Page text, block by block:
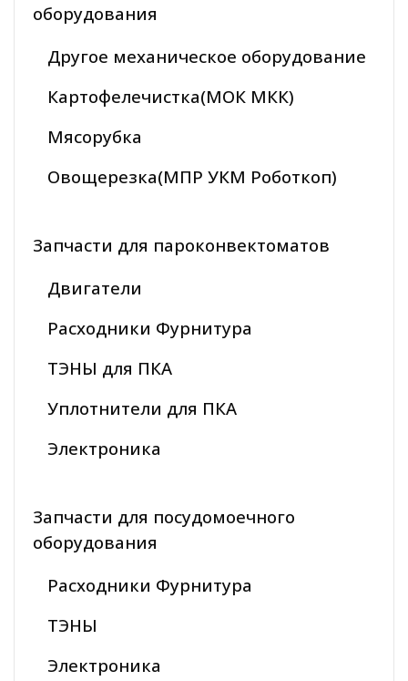
оборудования
Другое механическое оборудование
Картофелечистка(МОК МКК)
Мясорубка
Овощерезка(МПР УКМ Роботкоп)
Запчасти для пароконвектоматов
Двигатели
Расходники Фурнитура
ТЭНЫ для ПКА
Уплотнители для ПКА
Электроника
Запчасти для посудомоечного
оборудования
Расходники Фурнитура
ТЭНЫ
Электроника